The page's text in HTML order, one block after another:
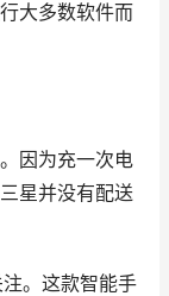
大多数软件而
因为充一次电
星并没有配送
。这款智能手